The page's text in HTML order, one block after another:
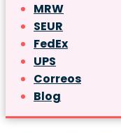
MRW
SEUR
FedEx
UPS
Correos
Blog